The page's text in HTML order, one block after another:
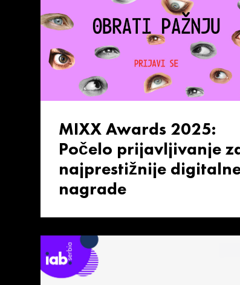
MIXX Awards 2025:
Počelo prijavljivanje
najprestižnije
nagrade